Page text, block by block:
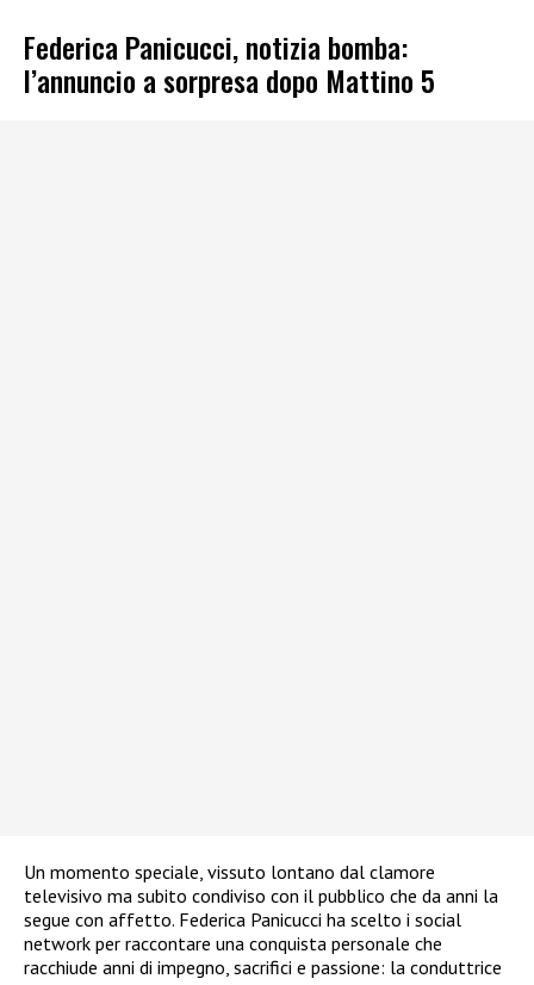
Federica Panicucci, notizia bomba:
l’annuncio a sorpresa dopo Mattino 5
Un momento speciale, vissuto lontano dal clamore
televisivo ma subito condiviso con il pubblico che da anni la
segue con affetto. Federica Panicucci ha scelto i social
network per raccontare una conquista personale che
racchiude anni di impegno, sacrifici e passione: la conduttrice